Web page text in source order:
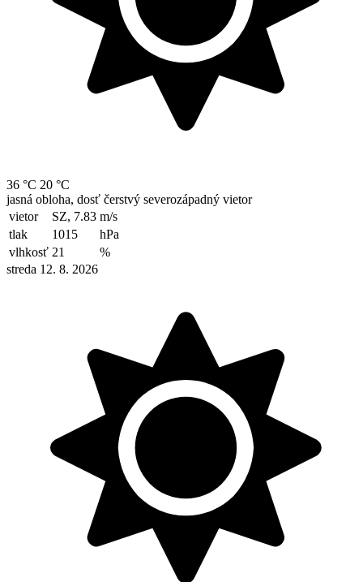
36 °C 20 °C
jasná obloha, dosť čerstvý severozápadný vietor
vietor
SZ, 7.83 m/s
tlak
1015
hPa
vlhkosť 21
%
streda 12. 8. 2026